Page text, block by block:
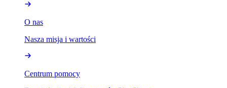
O nas
Nasza misja i wartości
Centrum pomocy